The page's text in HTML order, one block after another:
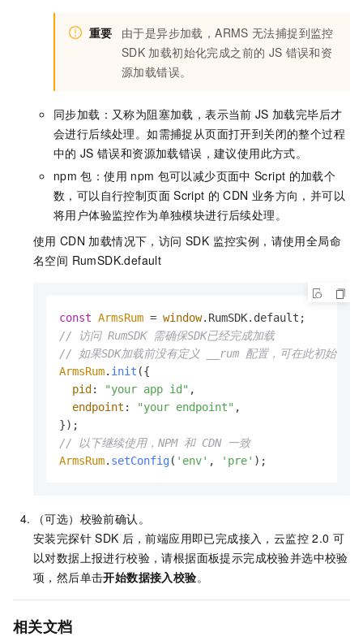
重要 由于是异步加载，ARMS 无法捕捉到监控
SDK 加载初始化完成之前的 JS 错误和资
源加载错误。
同步加载：又称为阻塞加载，表示当前 JS 加载完毕后才
会进行后续处理。如需捕捉从页面打开到关闭的整个过程
中的 JS 错误和资源加载错误，建议使用此方式。
npm 包：使用 npm 包可以减少页面中 Script 的加载个
数，可以自行控制页面 Script 的 CDN 业务方向，并可以
将用户体验监控作为单独模块进行后续处理。
使用 CDN 加载情况下，访问 SDK 监控实例，请使用全局命
名空间 RumSDK.default
const ArmsRum = window. RumSDK. default
// 访问 RumSDK 需确保SDK已经完成加载
// 如果SDK加载前没有定义 __rum 配置，可在此初始化
ArmsRum. init ({
pid : "your app id" ,
endpoint : "your endpoint" ,
// 以下继续使用，NPM 和 CDN 一致
ArmsRum. setConfig( 'env' , 'pre'
（可选）校验前确认。
安装完探针 SDK 后，前端应用即已完成接入，云监控 2.0 可
以对数据上报进行校验，请根据面板提示完成校验并选中校验
项，然后单击开始数据接入校验。
相关文档